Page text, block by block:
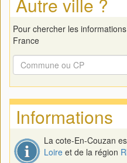
Pour chercher les
France
Informations
La cote-En-Couzan
Loire et de la région